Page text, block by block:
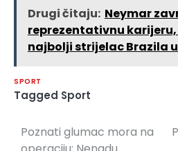
Drugi čitaju: Neymar
reprezentativnu
najbolji strijelac Brazila
SPORT
Tagged Sport
Navigacija
Poznati glumac mora na